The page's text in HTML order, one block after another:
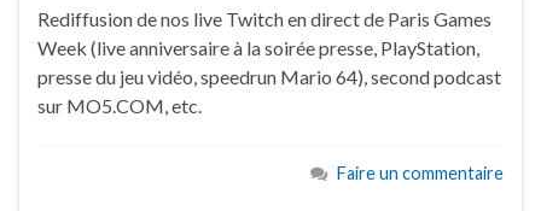
Rediffusion de nos live Twitch en direct de Paris Games
Week (live anniversaire à la soirée presse, PlayStation,
presse du jeu vidéo, speedrun Mario 64), second podcast
sur MO5.COM, etc.
Faire un commentaire